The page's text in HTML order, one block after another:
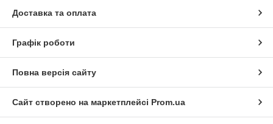
Доставка та оплата
Графік роботи
Повна версія сайту
Сайт створено на маркетплейсі Prom.ua